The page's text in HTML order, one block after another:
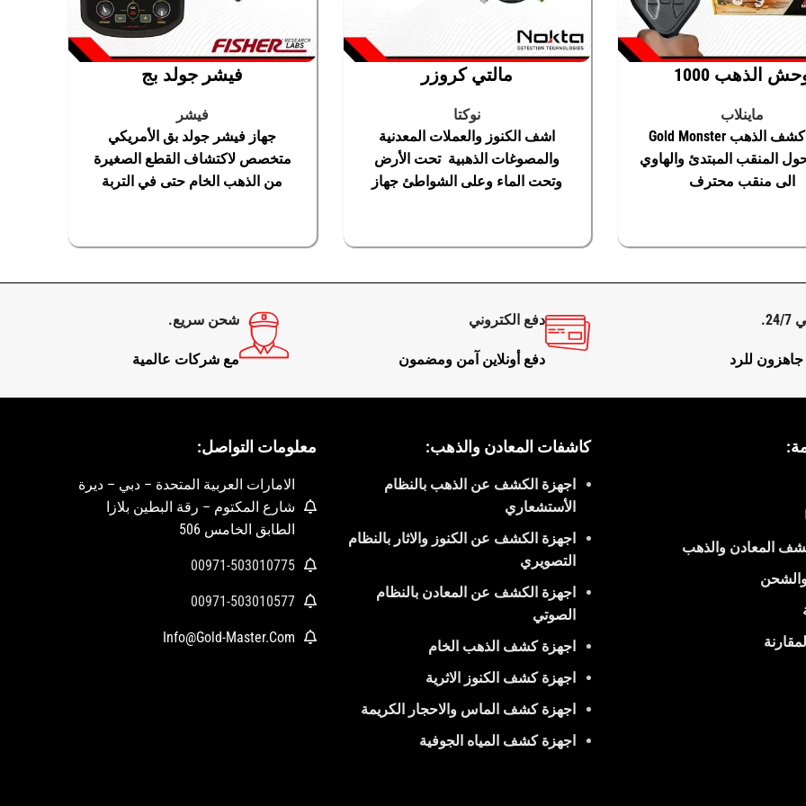
كروزر اكتشاف أعمق شذرات الذهب الطبيعي والخام او قطع المجوهرات والحلى الصغيره وغيرها لا يستطيع جهاز اخر
معينة من المعادن لا يمكن التقاط اشارتها بسبب ظروف الأرض الطبيعية فى مكان معين
من الأهداف المختلفة وبالتالى يساعد المستخدم من إيجاد أهداف لا تستطيع الاجهزة المنافسة الوصول اليها وخصوصا فى
عبر الموقع الالكتروني الخاص بالشركة المصنعة وتحديث برنامج الجهاز عبر واصل الكابل المرفق مع الجهاز
الذهب 1000
ماينلاب
جهاز كشف الذهب Gold Monster
يحول المنقب المبتدئ والهاوي
الى منقب محترف
مالتي كروزر
نوكتا
اشف الكنوز والعملات المعدنية
والمصوغات الذهبية تحت الأرض
وتحت الماء وعلى الشواطئ جهاز
فيشر جولد بج
فيشر
جهاز فيشر جولد بق الأمريكي
متخصص لاكتشاف القطع الصغيرة
من الذهب الخام حتى في التربة
7.
جاهزون للرد
دفع الكتروني
دفع أونلاين آمن ومضمون
شحن سريع.
مع شركات عالمية
معلومات التواصل:
الامارات العربية المتحدة – دبي – ديرة
شارع المكتوم – رقة البطين بلازا
الطابق الخامس 506
00971-503010775
00971-503010577
Info@Gold-Master.Com
كاشفات المعادن والذهب:
اجهزة الكشف عن الذهب بالنظام
الأستشعاري
اجهزة الكشف عن الكنوز والاثار بالنظام
التصويري
اجهزة الكشف عن المعادن بالنظام
الصوتي
اجهزة كشف الذهب الخام
اجهزة كشف الكنوز الاثرية
اجهزة كشف الماس والاحجار الكريمة
اجهزة كشف المياه الجوفية
المعادن والذهب